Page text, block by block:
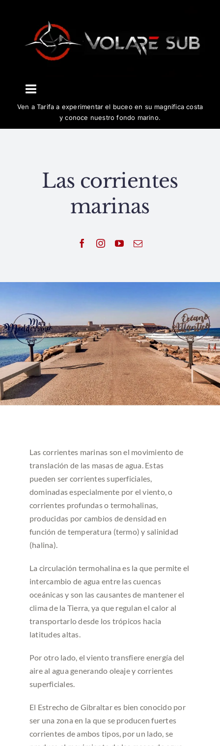
contenido
Toggle
Navigation
Biología y conservación
Español
Ven a Tarifa a experimentar el buceo en su magnífica costa
y conoce nuestro fondo marino.
Las corrientes
marinas
Las corrientes marinas son el movimiento de
translación de las masas de agua. Estas
pueden ser corrientes superficiales,
dominadas especialmente por el viento, o
corrientes profundas o termohalinas,
producidas por cambios de densidad en
función de temperatura (termo) y salinidad
(halina).
La circulación termohalina es la que permite el
intercambio de agua entre las cuencas
oceánicas y son las causantes de mantener el
clima de la Tierra, ya que regulan el calor al
transportarlo desde los trópicos hacia
latitudes altas.
Por otro lado, el viento transfiere energía del
aire al agua generando oleaje y corrientes
superficiales.
El Estrecho de Gibraltar es bien conocido por
ser una zona en la que se producen fuertes
corrientes de ambos tipos, por un lado, se